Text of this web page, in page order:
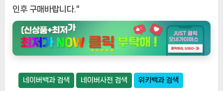
인후 구매바랍니다."
네이버백과 검색 네이버사전 검색 위키백과 검색